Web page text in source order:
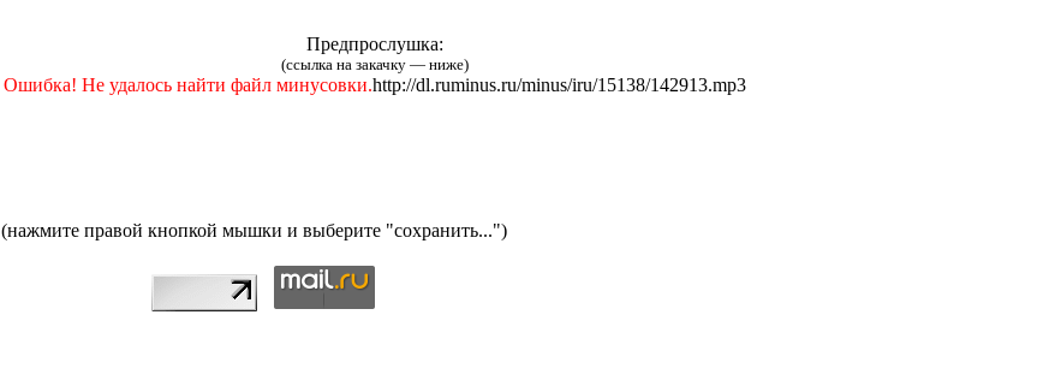
Предпрослушка:
(ссылка на закачку — ниже)
Ошибка! Не удалось найти файл минусовки.http://dl.ruminus.ru/minus/iru/15138/142913.mp3
(нажмите правой кнопкой мышки и выберите "сохранить...")